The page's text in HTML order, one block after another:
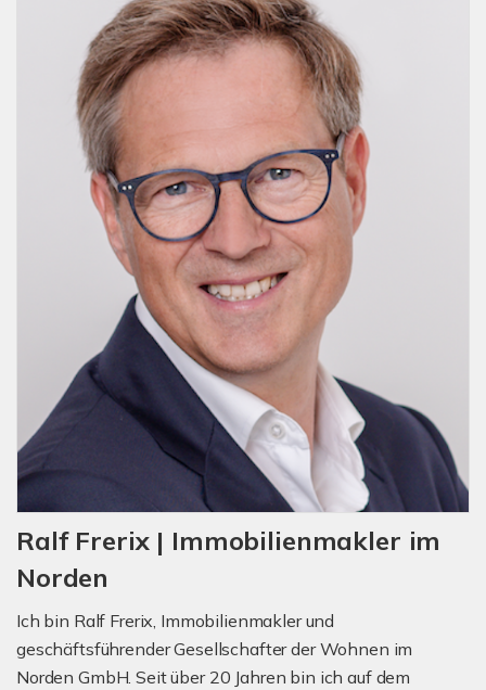
Ralf Frerix | Immobilienmakler im
Norden
Ich bin Ralf Frerix, Immobilienmakler und
geschäftsführender Gesellschafter der Wohnen im
Norden GmbH. Seit über 20 Jahren bin ich auf dem